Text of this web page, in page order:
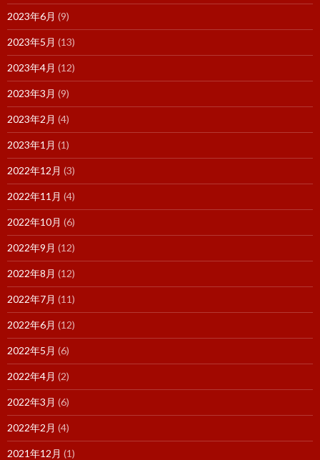
2023年6月 (9)
2023年5月 (13)
2023年4月 (12)
2023年3月 (9)
2023年2月 (4)
2023年1月 (1)
2022年12月 (3)
2022年11月 (4)
2022年10月 (6)
2022年9月 (12)
2022年8月 (12)
2022年7月 (11)
2022年6月 (12)
2022年5月 (6)
2022年4月 (2)
2022年3月 (6)
2022年2月 (4)
2021年12月 (1)